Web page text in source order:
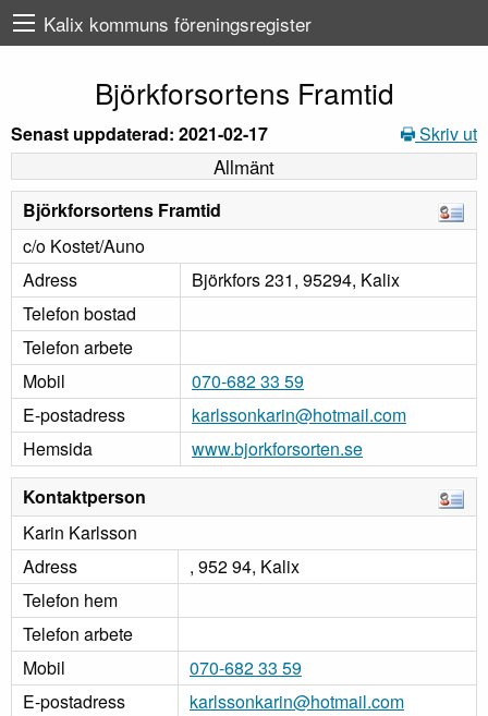
Kalix kommuns föreningsregister
Björkforsortens Framtid
Senast uppdaterad: 2021-02-17 Skriv ut
Allmänt
Björkforsortens Framtid
c/o Kostet/Auno
Adress
Björkfors 231, 95294, Kalix
Telefon bostad
Telefon arbete
Mobil
070-682 33 59
E-postadress
karlssonkarin@hotmail.com
Hemsida
www.bjorkforsorten.se
Kontaktperson
Karin Karlsson
Adress
, 952 94, Kalix
Telefon hem
Telefon arbete
Mobil
070-682 33 59
E-postadress
karlssonkarin@hotmail.com